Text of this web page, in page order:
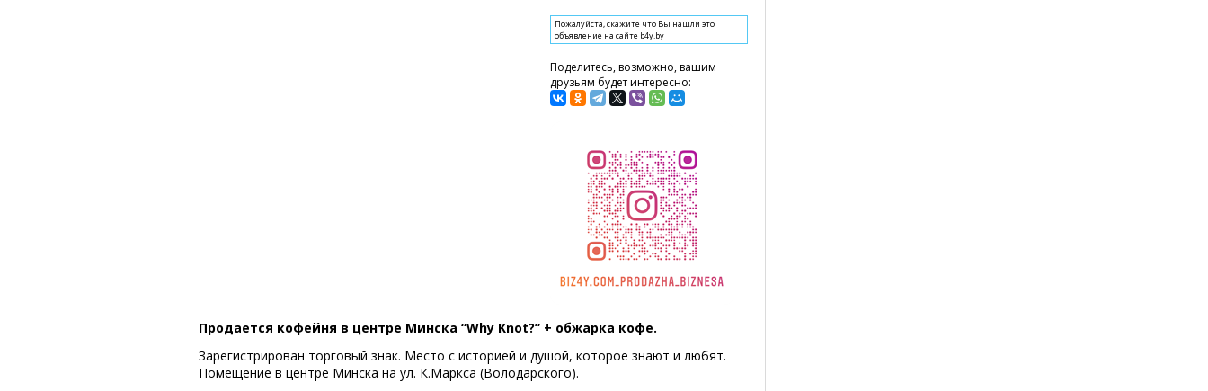
Пожалуйста, скажите что Вы нашли это
объявление на сайте b4y.by
Поделитесь, возможно, вашим
друзьям будет интересно:
Продается кофейня в центре Минска “Why Knot?” + обжарка кофе.
Зарегистрирован торговый знак. Место с историей и душой, которое знают и любят.
Помещение в центре Минска на ул. К.Маркса (Володарского).